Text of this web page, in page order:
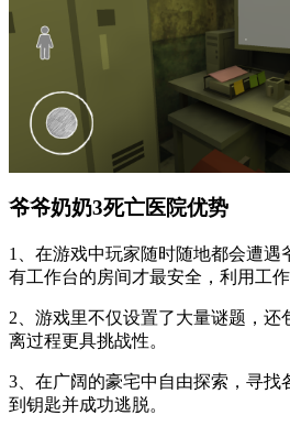
爷爷奶奶3死亡医院优势
1、在游戏中玩家随时随地都会遭遇
有工作台的房间才最安全，利用工
2、游戏里不仅设置了大量谜题，还
离过程更具挑战性。
3、在广阔的豪宅中自由探索，寻找
到钥匙并成功逃脱。